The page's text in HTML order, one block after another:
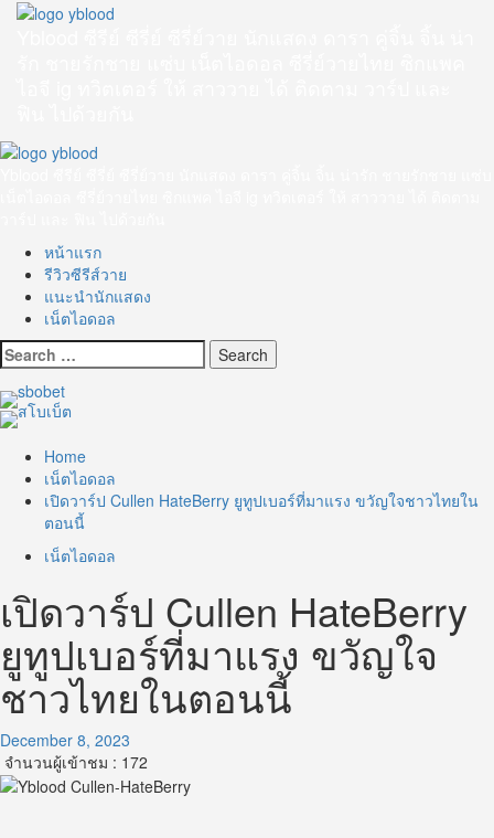
Skip
Primary
หน้าแรก
รีวิวซีรีส์วาย
แนะนำนักแสดง
เน็ตไอดอล
Search
for:
Home
เน็ตไอดอล
เปิดวาร์ป Cullen HateBerry ยูทูปเบอร์ที่มาแรง ขวัญใจชาวไทยใน
ตอนนี้
เน็ตไอดอล
เปิดวาร์ป Cullen HateBerry
ยูทูปเบอร์ที่มาแรง ขวัญใจ
ชาวไทยในตอนนี้
December 8, 2023
จำนวนผู้เข้าชม : 172